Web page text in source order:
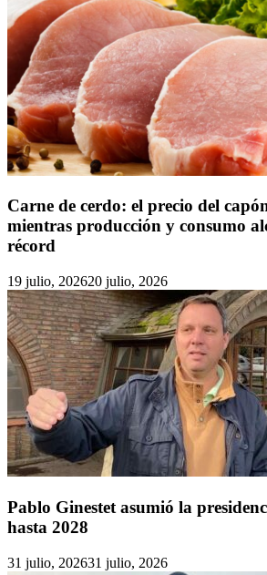
Carne de cerdo: el precio del
mientras producción y consumo
récord
19 julio, 202620 julio, 2026
Pablo Ginestet asumió la
hasta 2028
31 julio, 202631 julio, 2026